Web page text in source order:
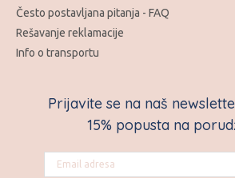
Prijavite se na naš
15% popusta na
Često postavljana pitanja - FAQ
Rešavanje reklamacije
Info o transportu